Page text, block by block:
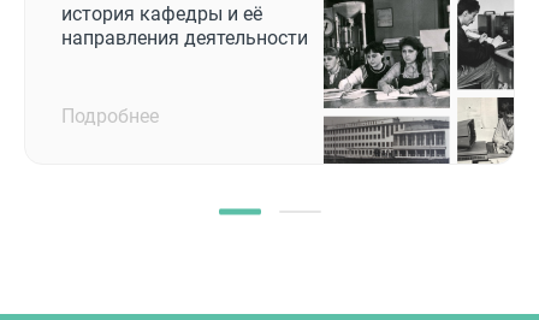
история кафедры и её
направления деятельности
Подробнее